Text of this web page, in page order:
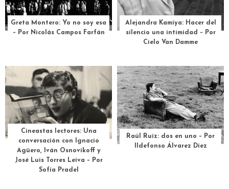
Greta Montero: Yo no soy esa
– Por Nicolás Campos Farfán
Alejandra Kamiya: Hacer del
silencio una intimidad – Por
Cielo Van Damme
Cineastas lectores: Una
conversación con Ignacio
Agüero, Iván Osnovikoff y
José Luis Torres Leiva – Por
Sofía Pradel
Raúl Ruiz: dos en uno – Por
Ildefonso Álvarez Díez